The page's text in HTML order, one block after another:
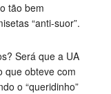
tão bem
“anti-suor”.
Será que a UA
que obteve com
o “queridinho”